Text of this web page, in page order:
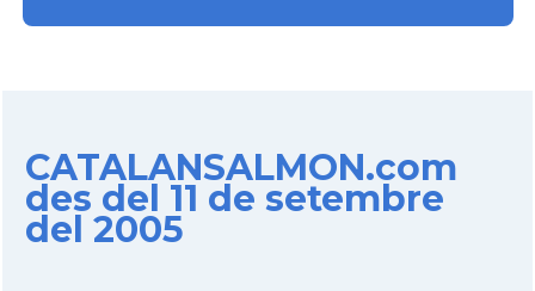
CATALANSALMON.com
des del 11 de setembre
del 2005